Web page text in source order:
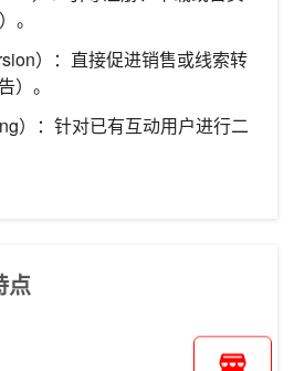
。
）：直接促进销售或线索转
）。
）：针对已有互动用户进行二
点